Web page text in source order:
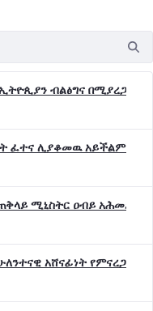
ብልፅግና
ፈተና ሊያቆመዉ አይችልም"-
ሚኒስትር ዐብይ አሕመድ (ዶ/
አሸናፊነት